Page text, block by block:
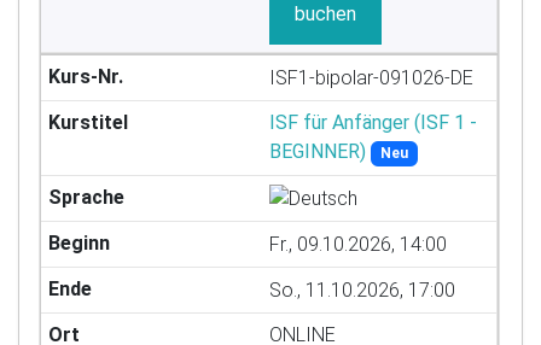
buchen
ISF1-bipolar-091026-DE
ISF für Anfänger (ISF 1 -
BEGINNER)
Neu
Fr., 09.10.2026, 14:00
So., 11.10.2026, 17:00
ONLINE